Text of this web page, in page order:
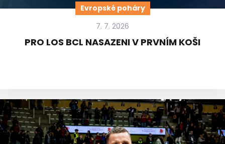
Evropské poháry
7. 7. 2026
PRO LOS BCL NASAZENI V PRVNÍM KOŠI